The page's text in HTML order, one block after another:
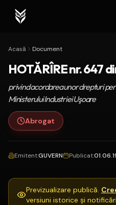
Acasă Document
HOTĂRÎRE nr. 647
privind acordarea unor drepturi
Ministerului Industriei Uşoare
Abrogat
Emitent:GUVERN Publicat:
Previzualizare publică.
versiuni istorice și